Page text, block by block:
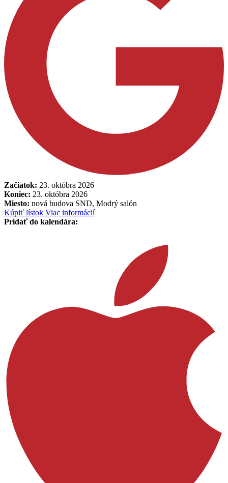
Začiatok: 23. októbra 2026
Koniec: 23. októbra 2026
Miesto: nová budova SND, Modrý salón
Kúpiť lístok Viac informácií
Pridať do kalendára: